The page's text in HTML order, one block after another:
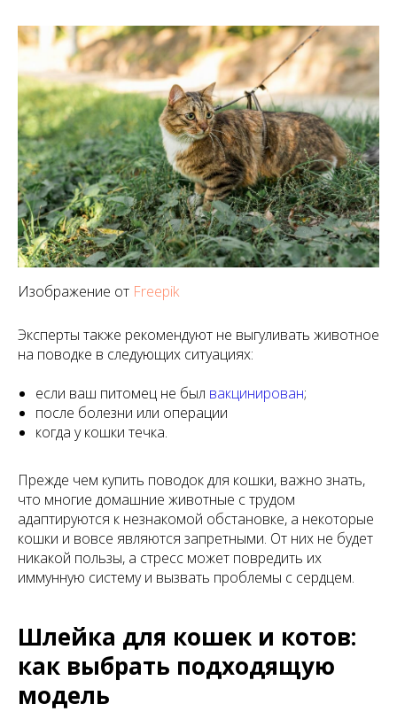
Изображение от Freepik
Эксперты также рекомендуют не выгуливать животное
на поводке в следующих ситуациях:
если ваш питомец не был вакцинирован;
после болезни или операции
когда у кошки течка.
Прежде чем купить поводок для кошки, важно знать,
что многие домашние животные с трудом
адаптируются к незнакомой обстановке, а некоторые
кошки и вовсе являются запретными. От них не будет
никакой пользы, а стресс может повредить их
иммунную систему и вызвать проблемы с сердцем.
Шлейка для кошек и котов:
как выбрать подходящую
модель